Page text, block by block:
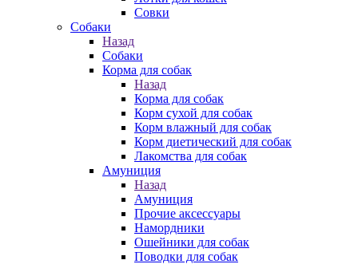
Совки
Собаки
Назад
Собаки
Корма для собак
Назад
Корма для собак
Корм сухой для собак
Корм влажный для собак
Корм диетический для собак
Лакомства для собак
Амуниция
Назад
Амуниция
Прочие аксессуары
Намордники
Ошейники для собак
Поводки для собак